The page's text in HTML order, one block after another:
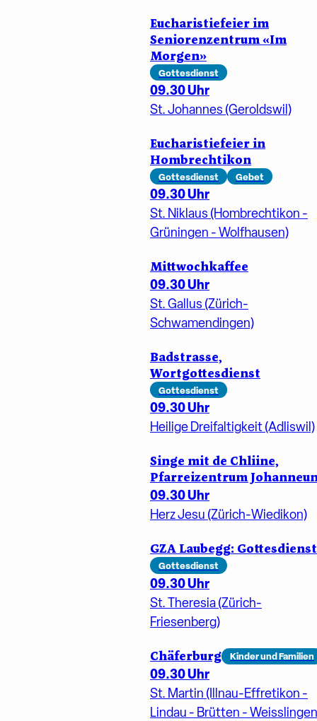
Eucharistiefeier im
Seniorenzentrum «Im
Morgen»
Gottesdienst
09.30 Uhr
St. Johannes (Geroldswil)
Eucharistiefeier in
Hombrechtikon
Gottesdienst Gebet
09.30 Uhr
St. Niklaus (Hombrechtikon -
Grüningen - Wolfhausen)
Mittwochkaffee
09.30 Uhr
St. Gallus (Zürich-
Schwamendingen)
Badstrasse,
Wortgottesdienst
Gottesdienst
09.30 Uhr
Heilige Dreifaltigkeit (Adliswil)
Singe mit de Chliine,
Pfarreizentrum
09.30 Uhr
Herz Jesu (Zürich-Wiedikon)
GZA Laubegg: Gottesdienst
Gottesdienst
09.30 Uhr
St. Theresia (Zürich-
Friesenberg)
Chäferburg Kinder und Familien
09.30 Uhr
St. Martin (Illnau-Effretikon -
Lindau - Brütten -